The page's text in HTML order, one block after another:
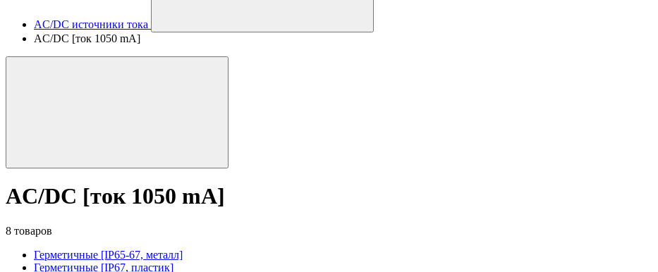
AC/DC источники тока
AC/DC [ток 1050 mA]
AC/DC [ток 1050 mA]
8 товаров
Герметичные [IP65-67, металл]
Герметичные [IP67, пластик]